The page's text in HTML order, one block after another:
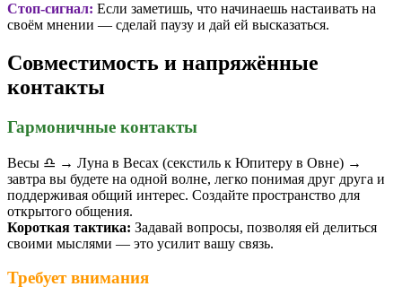
Стоп-сигнал: Если заметишь, что начинаешь настаивать на
своём мнении — сделай паузу и дай ей высказаться.
Совместимость и напряжённые
контакты
Гармоничные контакты
Весы ♎️ → Луна в Весах (секстиль к Юпитеру в Овне) →
завтра вы будете на одной волне, легко понимая друг друга и
поддерживая общий интерес. Создайте пространство для
открытого общения.
Короткая тактика: Задавай вопросы, позволяя ей делиться
своими мыслями — это усилит вашу связь.
Требует внимания